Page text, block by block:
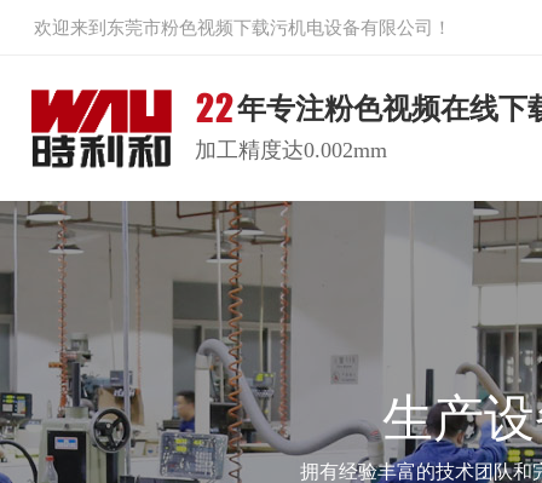
欢迎来到东莞市粉色视频下载污机电设备有限公司！
年专注粉色视频在线下
加工精度达0.002mm
生产
拥有经验丰富的技术团队和